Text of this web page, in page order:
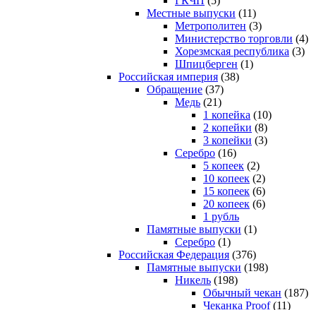
Местные выпуски (11)
Метрополитен (3)
Министерство торговли (4)
Хорезмская республика (3)
Шпицберген (1)
Российская империя (38)
Обращение (37)
Медь (21)
1 копейка (10)
2 копейки (8)
3 копейки (3)
Серебро (16)
5 копеек (2)
10 копеек (2)
15 копеек (6)
20 копеек (6)
1 рубль
Памятные выпуски (1)
Серебро (1)
Российская Федерация (376)
Памятные выпуски (198)
Никель (198)
Обычный чекан (187)
Чеканка Proof(11)